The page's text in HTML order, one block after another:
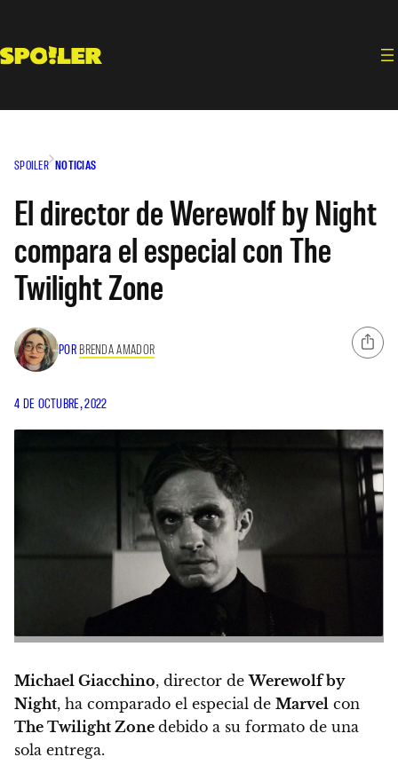
contenido
SPOILER NOTICIAS
El director de Werewolf by Night
compara el especial con The
Twilight Zone
POR BRENDA AMADOR
4 DE OCTUBRE, 2022
Michael Giacchino, director deWerewolf by
Night, ha comparado el especial de Marvel con
The Twilight Zone debido a su formato de una
sola entrega.